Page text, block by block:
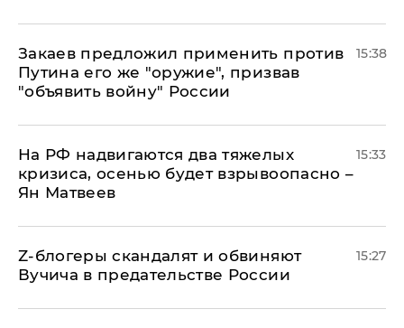
Закаев предложил применить против
Путина его же "оружие", призвав
"объявить войну" России
15:38
На РФ надвигаются два тяжелых
кризиса, осенью будет взрывоопасно –
Ян Матвеев
15:33
Z-блогеры скандалят и обвиняют
Вучича в предательстве России
15:27